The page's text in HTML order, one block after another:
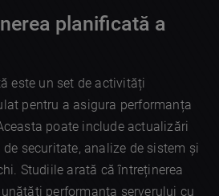
planificată a
este un set de activități
pentru a asigura performanța
poate include actualizări
securitate, analize de sistem și
Studiile arată că întreținerea
performanța serverului cu